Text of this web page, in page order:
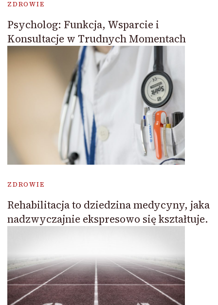
ZDROWIE
Psycholog: Funkcja, Wsparcie i
Konsultacje w Trudnych Momentach
ZDROWIE
Rehabilitacja to dziedzina medycyny, jaka
nadzwyczajnie ekspresowo się kształtuje.